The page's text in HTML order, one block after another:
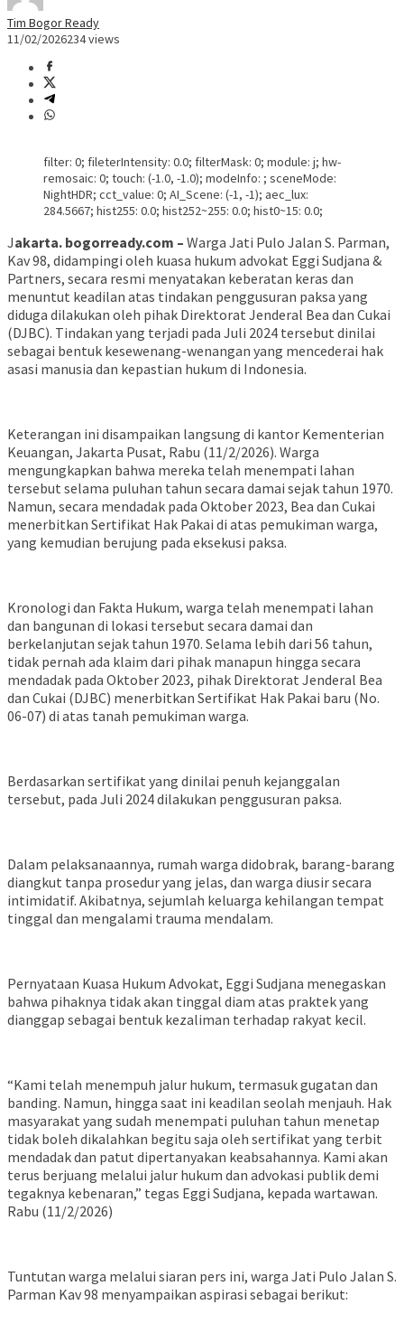
Tim Bogor Ready
11/02/2026234 views
filter: 0; fileterIntensity: 0.0; filterMask: 0; module: j; hw-
remosaic: 0; touch: (-1.0, -1.0); modeInfo: ; sceneMode:
NightHDR; cct_value: 0; AI_Scene: (-1, -1); aec_lux:
284.5667; hist255: 0.0; hist252~255: 0.0; hist0~15: 0.0;
Jakarta. bogorready.com – Warga Jati Pulo Jalan S. Parman,
Kav 98, didampingi oleh kuasa hukum advokat Eggi Sudjana &
Partners, secara resmi menyatakan keberatan keras dan
menuntut keadilan atas tindakan penggusuran paksa yang
diduga dilakukan oleh pihak Direktorat Jenderal Bea dan Cukai
(DJBC). Tindakan yang terjadi pada Juli 2024 tersebut dinilai
sebagai bentuk kesewenang-wenangan yang mencederai hak
asasi manusia dan kepastian hukum di Indonesia.
Keterangan ini disampaikan langsung di kantor Kementerian
Keuangan, Jakarta Pusat, Rabu (11/2/2026). Warga
mengungkapkan bahwa mereka telah menempati lahan
tersebut selama puluhan tahun secara damai sejak tahun 1970.
Namun, secara mendadak pada Oktober 2023, Bea dan Cukai
menerbitkan Sertifikat Hak Pakai di atas pemukiman warga,
yang kemudian berujung pada eksekusi paksa.
Kronologi dan Fakta Hukum, warga telah menempati lahan
dan bangunan di lokasi tersebut secara damai dan
berkelanjutan sejak tahun 1970. Selama lebih dari 56 tahun,
tidak pernah ada klaim dari pihak manapun hingga secara
mendadak pada Oktober 2023, pihak Direktorat Jenderal Bea
dan Cukai (DJBC) menerbitkan Sertifikat Hak Pakai baru (No.
06-07) di atas tanah pemukiman warga.
Berdasarkan sertifikat yang dinilai penuh kejanggalan
tersebut, pada Juli 2024 dilakukan penggusuran paksa.
Dalam pelaksanaannya, rumah warga didobrak, barang-barang
diangkut tanpa prosedur yang jelas, dan warga diusir secara
intimidatif. Akibatnya, sejumlah keluarga kehilangan tempat
tinggal dan mengalami trauma mendalam.
Pernyataan Kuasa Hukum Advokat, Eggi Sudjana menegaskan
bahwa pihaknya tidak akan tinggal diam atas praktek yang
dianggap sebagai bentuk kezaliman terhadap rakyat kecil.
“Kami telah menempuh jalur hukum, termasuk gugatan dan
banding. Namun, hingga saat ini keadilan seolah menjauh. Hak
masyarakat yang sudah menempati puluhan tahun menetap
tidak boleh dikalahkan begitu saja oleh sertifikat yang terbit
mendadak dan patut dipertanyakan keabsahannya. Kami akan
terus berjuang melalui jalur hukum dan advokasi publik demi
tegaknya kebenaran,” tegas Eggi Sudjana, kepada wartawan.
Rabu (11/2/2026)
Tuntutan warga melalui siaran pers ini, warga Jati Pulo Jalan S.
Parman Kav 98 menyampaikan aspirasi sebagai berikut: